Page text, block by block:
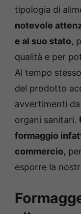
tipologia di
notevole
e al suo stato,
qualità e per
Al tempo
del prodotto
avvertimenti
organi sanitari.
formaggio
commercio,
esporre la